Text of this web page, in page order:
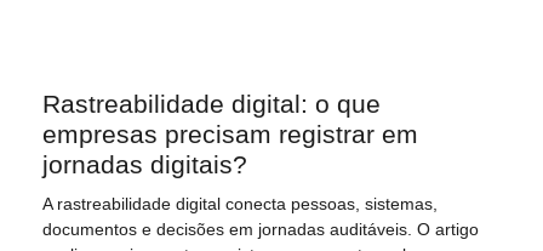
Rastreabilidade digital: o que
empresas precisam registrar em
jornadas digitais?
A rastreabilidade digital conecta pessoas, sistemas,
documentos e decisões em jornadas auditáveis. O artigo